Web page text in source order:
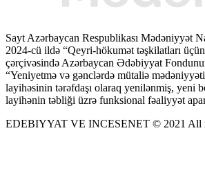
Sayt Azərbaycan Respublikası Mədəniyyət
2024-cü ildə “Qeyri-hökumət təşkilatları
çərçivəsində Azərbaycan Ədəbiyyat
“Yeniyetmə və gənclərdə mütaliə
layihəsinin tərəfdaşı olaraq yenilənmiş, yeni
layihənin təbliği üzrə funksional fəaliyyət
EDEBIYYAT VE INCESENET © 2021 All